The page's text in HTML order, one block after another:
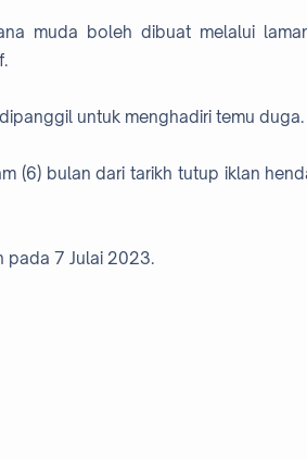
muda boleh dibuat melalui
untuk menghadiri temu duga.
(6) bulan dari tarikh tutup iklan
pada 7 Julai 2023.